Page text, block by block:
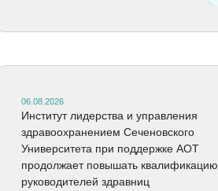
06.08.2026
Институт лидерства и управления
здравоохранением Сеченовского
Университета при поддержке АОТ
продолжает повышать квалификацию
руководителей здравниц